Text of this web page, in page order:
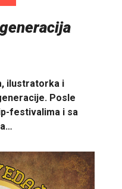
ilustratorka i
Posle
festivalima i sa